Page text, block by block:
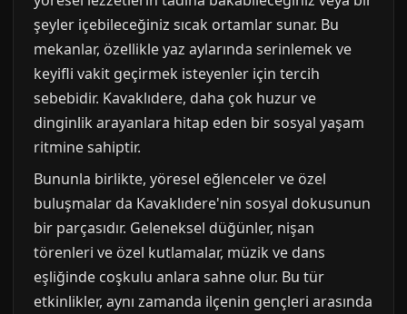
şeyler içebileceğiniz sıcak ortamlar sunar. Bu
mekanlar, özellikle yaz aylarında serinlemek ve
keyifli vakit geçirmek isteyenler için tercih
sebebidir. Kavaklıdere, daha çok huzur ve
dinginlik arayanlara hitap eden bir sosyal yaşam
ritmine sahiptir.
Bununla birlikte, yöresel eğlenceler ve özel
buluşmalar da Kavaklıdere'nin sosyal dokusunun
bir parçasıdır. Geleneksel düğünler, nişan
törenleri ve özel kutlamalar, müzik ve dans
eşliğinde coşkulu anlara sahne olur. Bu tür
etkinlikler, aynı zamanda ilçenin gençleri arasında